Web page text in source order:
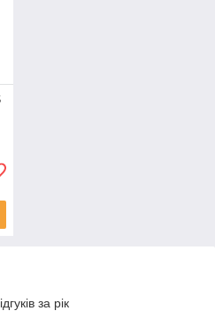
за рік